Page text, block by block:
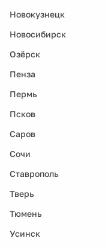
Новокузнецк
Новосибирск
Озёрск
Пенза
Пермь
Псков
Саров
Сочи
Ставрополь
Тверь
Тюмень
Усинск